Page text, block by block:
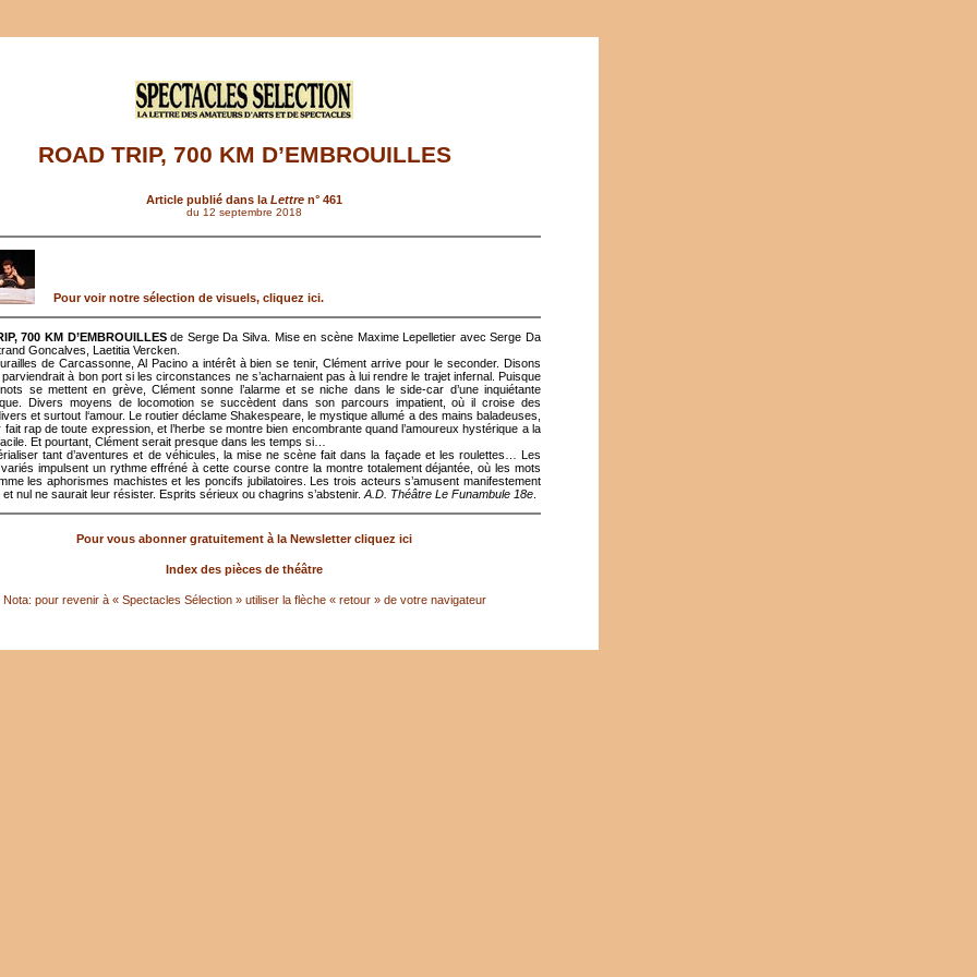
ROAD TRIP, 700 KM D’EMBROUILLES
Article publié dans la Lettre n° 461
du 12 septembre 2018
Pour voir notre sélection de visuels, cliquez ici.
700 KM D’EMBROUILLESde Serge Da Silva. Mise en scène Maxime Lepelletier avec Serge Da
Goncalves, Laetitia Vercken.
de Carcassonne, Al Pacino a intérêt à bien se tenir, Clément arrive pour le seconder. Disons
parviendrait à bon port si les circonstances ne s’acharnaient pas à lui rendre le trajet infernal. Puisque
se mettent en grève, Clément sonne l’alarme et se niche dans le side-car d’une inquiétante
Divers moyens de locomotion se succèdent dans son parcours impatient, où il croise des
et surtout l‘amour. Le routier déclame Shakespeare, le mystique allumé a des mains baladeuses,
fait rap de toute expression, et l’herbe se montre bien encombrante quand l’amoureux hystérique a la
Et pourtant, Clément serait presque dans les temps si…
tant d’aventures et de véhicules, la mise ne scène fait dans la façade et les roulettes… Les
impulsent un rythme effréné à cette course contre la montre totalement déjantée, où les mots
les aphorismes machistes et les poncifs jubilatoires. Les trois acteurs s’amusent manifestement
nul ne saurait leur résister. Esprits sérieux ou chagrins s’abstenir. A.D. Théâtre Le Funambule 18e
Pour vous abonner gratuitement à la Newsletter cliquez ici
Index des pièces de théâtre
Nota: pour revenir à « Spectacles Sélection » utiliser la flèche « retour » de votre navigateur